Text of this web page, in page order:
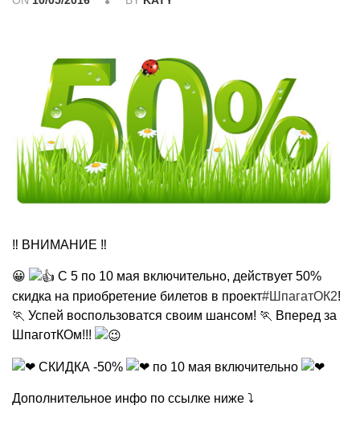
‼ ВНИМАНИЕ ‼
😀
С 5 по 10 мая включительно, действует 50%
скидка на приобретение билетов в проект#ШпагатОК2!
🏃 Успей воспользоватся своим шансом! 🏃 Вперед за
ШпаготКОм!!!
СКИДКА -50% по 10 мая включительно
Дополнительное инфо по ссылке ниже ⤵